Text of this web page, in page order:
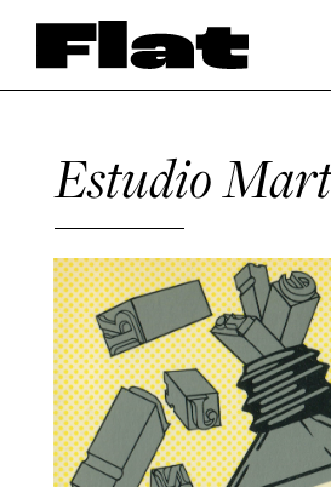
Estudio